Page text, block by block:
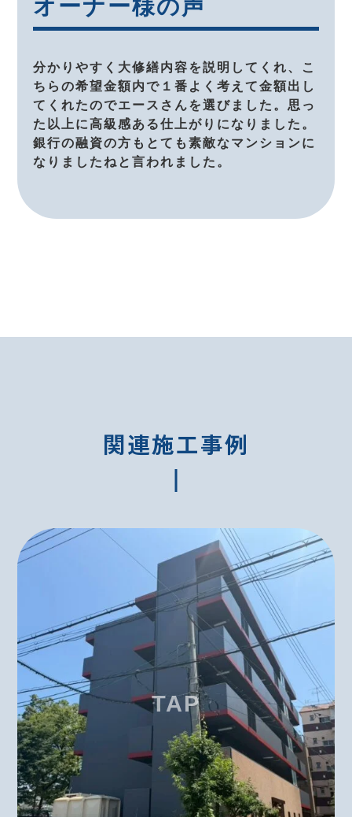
オーナー様の声
分かりやすく大修繕内容を説明してくれ、こ
ちらの希望金額内で１番よく考えて金額出し
てくれたのでエースさんを選びました。思っ
た以上に高級感ある仕上がりになりました。
銀行の融資の方もとても素敵なマンションに
なりましたねと言われました。
関連施工事例